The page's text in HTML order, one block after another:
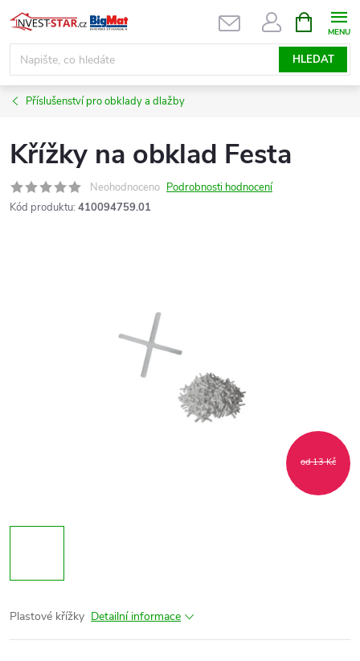
Přejít
na
obsah
HLEDAT
NÁKUPNÍ
KOŠÍK
Příslušenství pro obklady a dlažby
Křížky na obklad Festa
Neohodnoceno Podrobnosti hodnocení
Kód produktu: 410094759.01
od 13 Kč
Plastové křížky Detailní informace